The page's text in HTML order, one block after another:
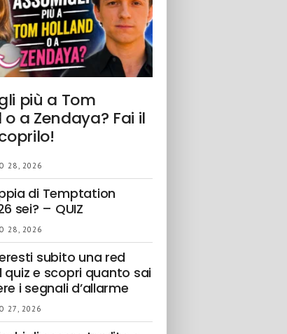
più a Tom
a Zendaya? Fai il
28, 2026
di Temptation
sei? – QUIZ
28, 2026
subito una red
quiz e scopri quanto sai
i segnali d’allarme
27, 2026